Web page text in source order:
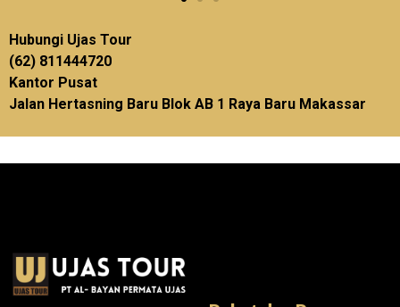
Hubungi Ujas Tour
(62) 811444720
Kantor Pusat
Jalan Hertasning Baru Blok AB 1 Raya Baru Makassar